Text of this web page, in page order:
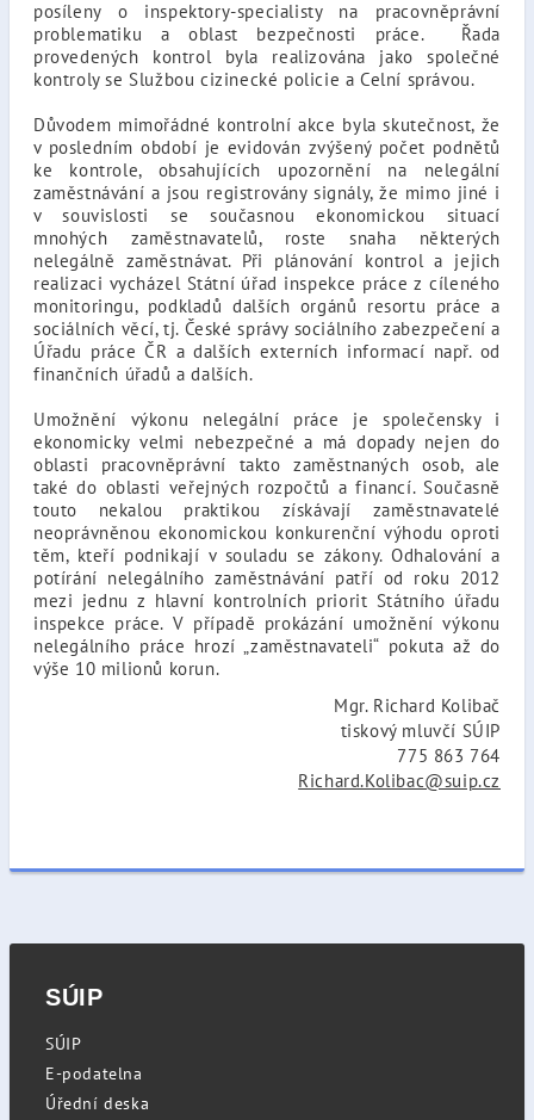
posíleny o inspektory-specialisty na pracovněprávní
problematiku a oblast bezpečnosti práce. Řada
provedených kontrol byla realizována jako společné
kontroly se Službou cizinecké policie a Celní správou.
Důvodem mimořádné kontrolní akce byla skutečnost, že
v posledním období je evidován zvýšený počet podnětů
ke kontrole, obsahujících upozornění na nelegální
zaměstnávání a jsou registrovány signály, že mimo jiné i
v souvislosti se současnou ekonomickou situací
mnohých zaměstnavatelů, roste snaha některých
nelegálně zaměstnávat. Při plánování kontrol a jejich
realizaci vycházel Státní úřad inspekce práce z cíleného
monitoringu, podkladů dalších orgánů resortu práce a
sociálních věcí, tj. České správy sociálního zabezpečení a
Úřadu práce ČR a dalších externích informací např. od
finančních úřadů a dalších.
Umožnění výkonu nelegální práce je společensky i
ekonomicky velmi nebezpečné a má dopady nejen do
oblasti pracovněprávní takto zaměstnaných osob, ale
také do oblasti veřejných rozpočtů a financí. Současně
touto nekalou praktikou získávají zaměstnavatelé
neoprávněnou ekonomickou konkurenční výhodu oproti
těm, kteří podnikají v souladu se zákony. Odhalování a
potírání nelegálního zaměstnávání patří od roku 2012
mezi jednu z hlavní kontrolních priorit Státního úřadu
inspekce práce. V případě prokázání umožnění výkonu
nelegálního práce hrozí „zaměstnavateli“ pokuta až do
výše 10 milionů korun.
Mgr. Richard Kolibač
tiskový mluvčí SÚIP
775 863 764
Richard.Kolibac@suip.cz
SÚIP
SÚIP
E-podatelna
Úřední deska